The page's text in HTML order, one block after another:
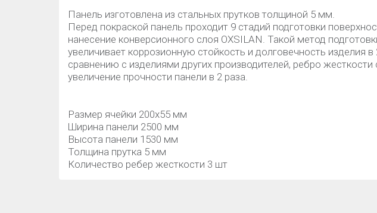
Панель изготовлена из стальных прутков толщиной 5 мм.
Перед покраской панель проходит 9 стадий подготовки
нанесение конверсионного слоя OXSILAN. Такой метод
увеличивает коррозионную стойкость и долговечность изделия
сравнению с изделиями других производителей, ребро жесткости
увеличение прочности панели в 2 раза.
Размер ячейки 200х55 мм
Ширина панели 2500 мм
Высота панели 1530 мм
Толщина прутка 5 мм
Количество ребер жесткости 3 шт